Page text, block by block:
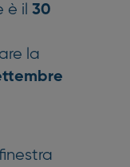
è il 30
la